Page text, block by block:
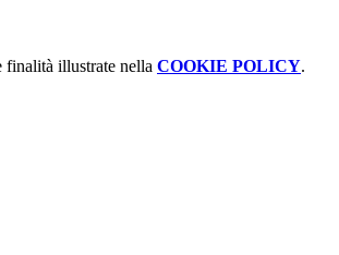
finalità illustrate nella COOKIE POLICY.